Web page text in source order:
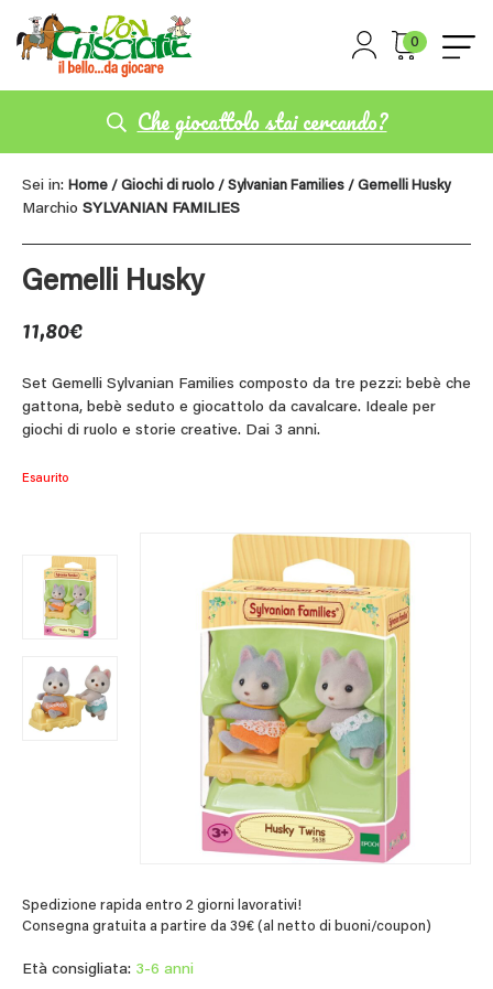
0
Che giocattolo stai cercando?
Sei in: Home / Giochi di ruolo / Sylvanian Families / Gemelli Husky
Marchio SYLVANIAN FAMILIES
Gemelli Husky
11,80€
Set Gemelli Sylvanian Families composto da tre pezzi: bebè che
gattona, bebè seduto e giocattolo da cavalcare. Ideale per
giochi di ruolo e storie creative. Dai 3 anni.
Esaurito
Spedizione rapida entro 2 giorni lavorativi!
Consegna gratuita a partire da 39€ (al netto di buoni/coupon)
Età consigliata: 3-6 anni